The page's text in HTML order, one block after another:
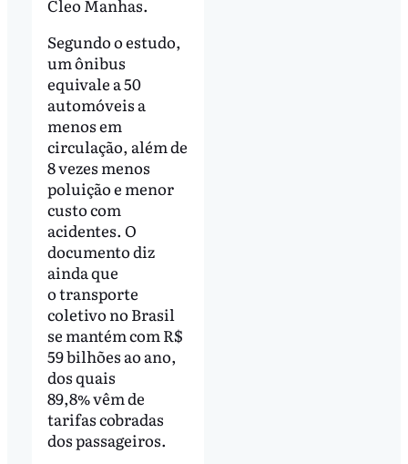
Cleo Manhas.
Segundo o estudo,
um ônibus
equivale a 50
automóveis a
menos em
circulação, além de
8 vezes menos
poluição e menor
custo com
acidentes. O
documento diz
ainda que
o transporte
coletivo no Brasil
se mantém com R$
59 bilhões ao ano,
dos quais
89,8% vêm de
tarifas cobradas
dos passageiros.